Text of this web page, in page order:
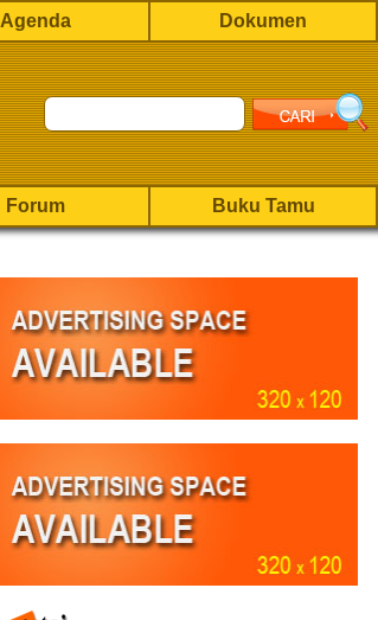
Agenda Dokumen
Forum Buku Tamu